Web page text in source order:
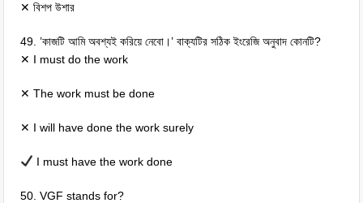
✕ বিশপ উশার
49. ’কাজটি আমি অবশ্যই করিয়ে নেবো।’ বাক্যটির সঠিক ইংরেজি অনুবাদ কোনটি?
✕ I must do the work
✕ The work must be done
✕ I will have done the work surely
I must have the work done
50. VGF stands for?